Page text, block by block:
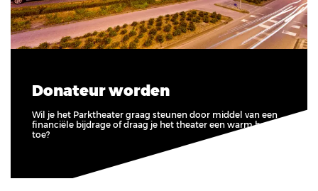
Donateur worden
Wil je het Parktheater graag steunen door middel van een
financiële bijdrage of draag je het theater een warm hart
toe?